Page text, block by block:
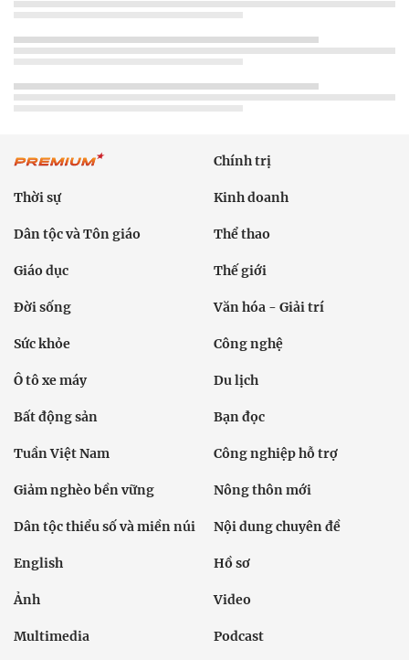
Chính trị
Thời sự Kinh doanh
Dân tộc và Tôn giáo Thể thao
Giáo dục Thế giới
Đời sống Văn hóa - Giải trí
Sức khỏe Công nghệ
Ô tô xe máy Du lịch
Bất động sản Bạn đọc
Tuần Việt Nam Công nghiệp hỗ trợ
Giảm nghèo bền vững Nông thôn mới
Dân tộc thiểu số và miền núi Nội dung chuyên đề
English Hồ sơ
Ảnh Video
Multimedia Podcast